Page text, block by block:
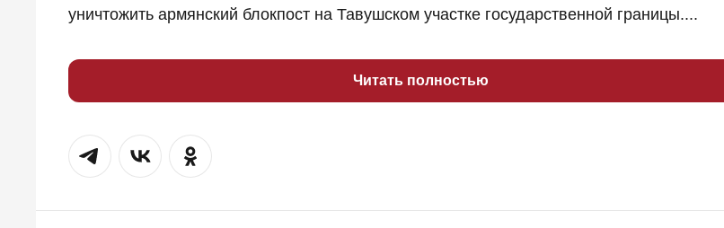
уничтожить армянский блокпост на Тавушском участке государственной границы....
Читать полностью